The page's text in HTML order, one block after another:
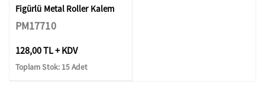
Figürlü Metal Roller Kalem
PM17710
128,00 TL + KDV
Toplam Stok: 15 Adet